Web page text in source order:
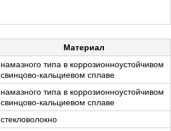
Материал
намазного типа в коррозионноустойчивом
свинцово-кальциевом сплаве
намазного типа в коррозионноустойчивом
свинцово-кальциевом сплаве
стекловолокно